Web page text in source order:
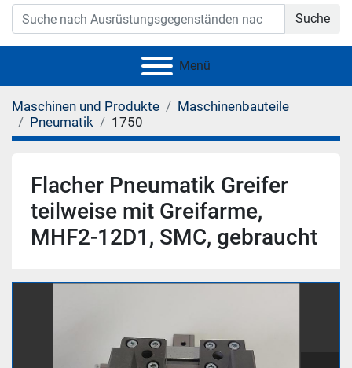
Suche
Menü
Maschinen und Produkte
Maschinenbauteile
Pneumatik
1750
Flacher Pneumatik Greifer
teilweise mit Greifarme,
MHF2-12D1, SMC, gebraucht